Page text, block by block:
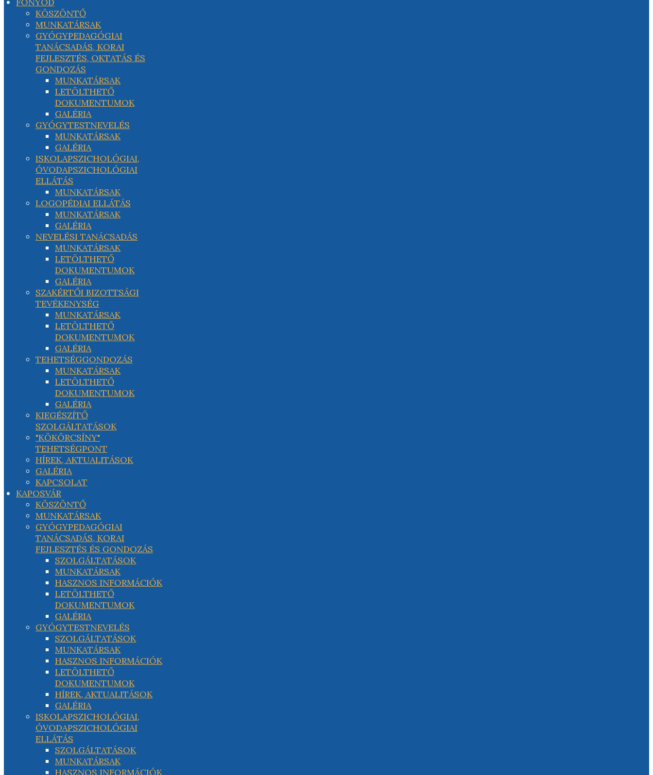
KÖSZÖNTŐ
MUNKATÁRSAK
GYÓGYPEDAGÓGIAI
TANÁCSADÁS, KORAI
FEJLESZTÉS, OKTATÁS ÉS
GONDOZÁS
MUNKATÁRSAK
LETÖLTHETŐ
DOKUMENTUMOK
GALÉRIA
GYÓGYTESTNEVELÉS
MUNKATÁRSAK
GALÉRIA
ISKOLAPSZICHOLÓGIAI,
ÓVODAPSZICHOLÓGIAI
ELLÁTÁS
MUNKATÁRSAK
LOGOPÉDIAI ELLÁTÁS
MUNKATÁRSAK
GALÉRIA
NEVELÉSI TANÁCSADÁS
MUNKATÁRSAK
LETÖLTHETŐ
DOKUMENTUMOK
GALÉRIA
SZAKÉRTŐI BIZOTTSÁGI
TEVÉKENYSÉG
MUNKATÁRSAK
LETÖLTHETŐ
DOKUMENTUMOK
GALÉRIA
TEHETSÉGGONDOZÁS
MUNKATÁRSAK
LETÖLTHETŐ
DOKUMENTUMOK
GALÉRIA
KIEGÉSZÍTŐ
SZOLGÁLTATÁSOK
"KÖKÖRCSÍNY"
TEHETSÉGPONT
HÍREK, AKTUALITÁSOK
GALÉRIA
KAPCSOLAT
KAPOSVÁR
KÖSZÖNTŐ
MUNKATÁRSAK
GYÓGYPEDAGÓGIAI
TANÁCSADÁS, KORAI
FEJLESZTÉS ÉS GONDOZÁS
SZOLGÁLTATÁSOK
MUNKATÁRSAK
HASZNOS INFORMÁCIÓK
LETÖLTHETŐ
DOKUMENTUMOK
GALÉRIA
GYÓGYTESTNEVELÉS
SZOLGÁLTATÁSOK
MUNKATÁRSAK
HASZNOS INFORMÁCIÓK
LETÖLTHETŐ
DOKUMENTUMOK
HÍREK, AKTUALITÁSOK
GALÉRIA
ISKOLAPSZICHOLÓGIAI,
ÓVODAPSZICHOLÓGIAI
ELLÁTÁS
SZOLGÁLTATÁSOK
MUNKATÁRSAK
HASZNOS INFORMÁCIÓK